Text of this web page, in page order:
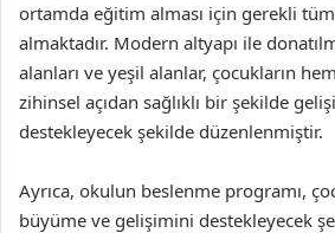
ortamda eğitim alması için gerekli
almaktadır. Modern altyapı ile
alanları ve yeşil alanlar, çocukların
zihinsel açıdan sağlıklı bir şekilde
destekleyecek şekilde düzenlenmiştir.
Ayrıca, okulun beslenme programı,
büyüme ve gelişimini destekleyecek